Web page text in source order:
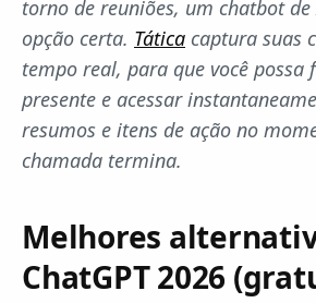
torno de reuniões, um chatbot
opção certa. Tática captura suas
tempo real, para que você
presente e acessar
resumos e itens de ação no
chamada termina.
Melhores
ChatGPT 2026